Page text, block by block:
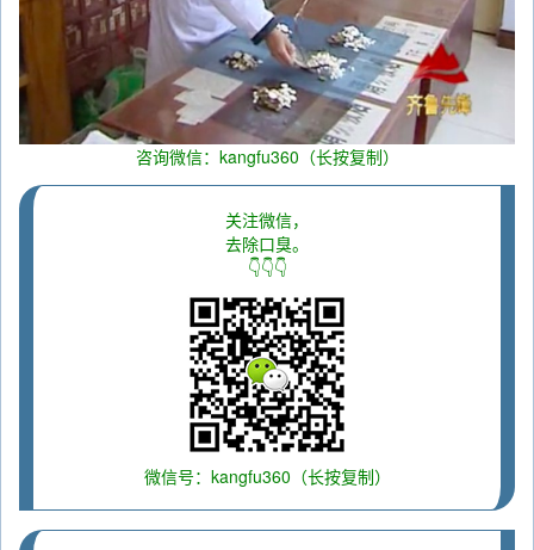
咨询微信：kangfu360（长按复制）
关注微信，
去除口臭。
👇👇👇
微信号：kangfu360（长按复制）